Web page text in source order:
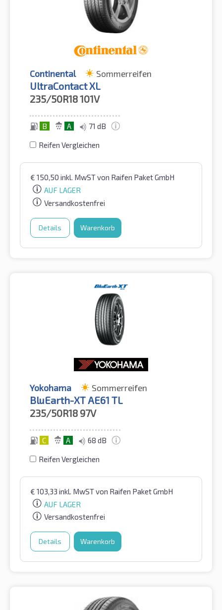
Continental Sommerreifen
UltraContact XL
235/50R18101V
B A 71 dB
Reifen Vergleichen
€ 150,50 inkl. MwSTvon Raifen Paket GmbH
AUF LAGER
Versandkostenfrei
Details Warenkorb
Yokohama Sommerreifen
BluEarth-XT AE61 TL
235/50R18 97V
C A 68 dB
Reifen Vergleichen
€ 103,33 inkl. MwSTvon Raifen Paket GmbH
AUF LAGER
Versandkostenfrei
Details Warenkorb